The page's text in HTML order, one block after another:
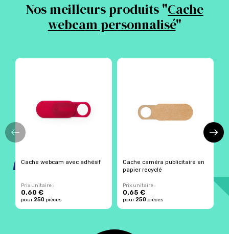
Nos meilleurs produits "Cache
webcam personnalisé"
Cache webcam avec adhésif
Prix unitaire :
0.60 €
pour250 pièces
Cache caméra publicitaire en
papier recyclé
Prix unitaire :
0.65 €
pour250 pièces